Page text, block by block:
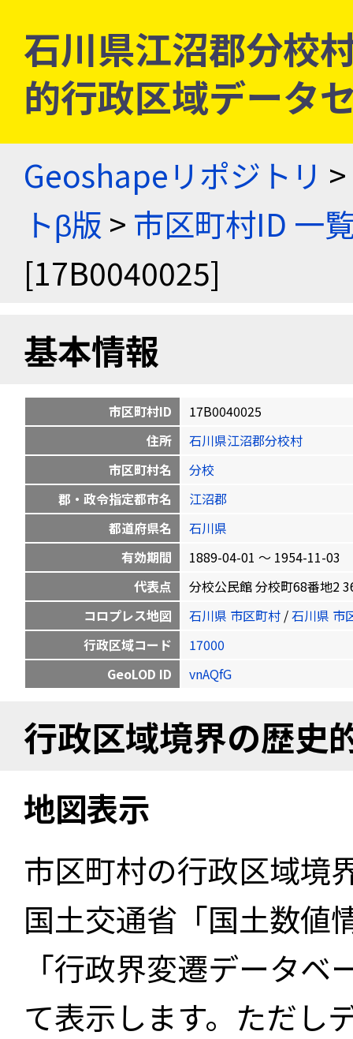
石川県江沼郡分校
的行政区域データ
Geoshapeリポジトリ >
トβ版 > 市区町村ID 一
[17B0040025]
基本情報
市区町村ID
17B0040025
住所
石川県江沼郡分校村
市区町村名
分校
郡・政令指定都市名
江沼郡
都道府県名
石川県
有効期間
1889-04-01 〜 1954-11-03
代表点
分校公民館 分校町68番地2
コロプレス地図
石川県 市区町村 /石川県 市
行政区域コード
17000
GeoLOD ID
vnAQfG
行政区域境界の歴史
地図表示
市区町村の行政区域境
国土交通省「国土数値
「行政界変遷データ
て表示します。ただし